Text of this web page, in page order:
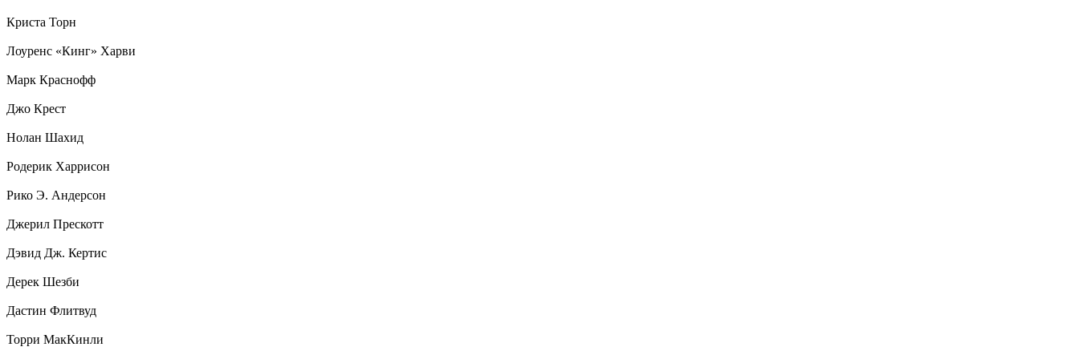
Криста Торн
Лоуренс «Кинг» Харви
Марк Краснофф
Джо Крест
Нолан Шахид
Родерик Харрисон
Рико Э. Андерсон
Джерил Прескотт
Дэвид Дж. Кертис
Дерек Шезби
Дастин Флитвуд
Торри МакКинли